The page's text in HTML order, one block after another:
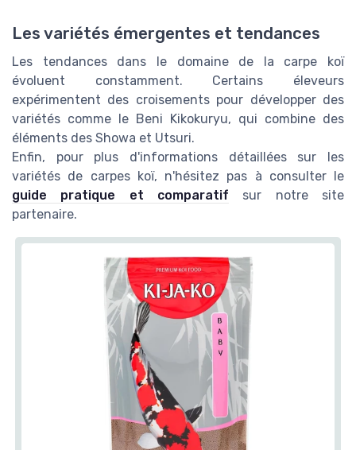
Les variétés émergentes et tendances
Les tendances dans le domaine de la carpe koï
évoluent constamment. Certains éleveurs
expérimentent des croisements pour développer des
variétés comme le Beni Kikokuryu, qui combine des
éléments des Showa et Utsuri.
Enfin, pour plus d'informations détaillées sur les
variétés de carpes koï, n'hésitez pas à consulter le
guide pratique et comparatif sur notre site
partenaire.